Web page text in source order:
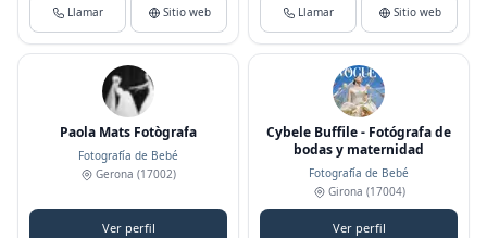
Llamar Sitio web Llamar Sitio web
Paola Mats Fotògrafa
Fotografía de Bebé
Gerona (17002)
Ver perfil
Cybele Buffile - Fotógrafa de
bodas y maternidad
Fotografía de Bebé
Girona (17004)
Ver perfil